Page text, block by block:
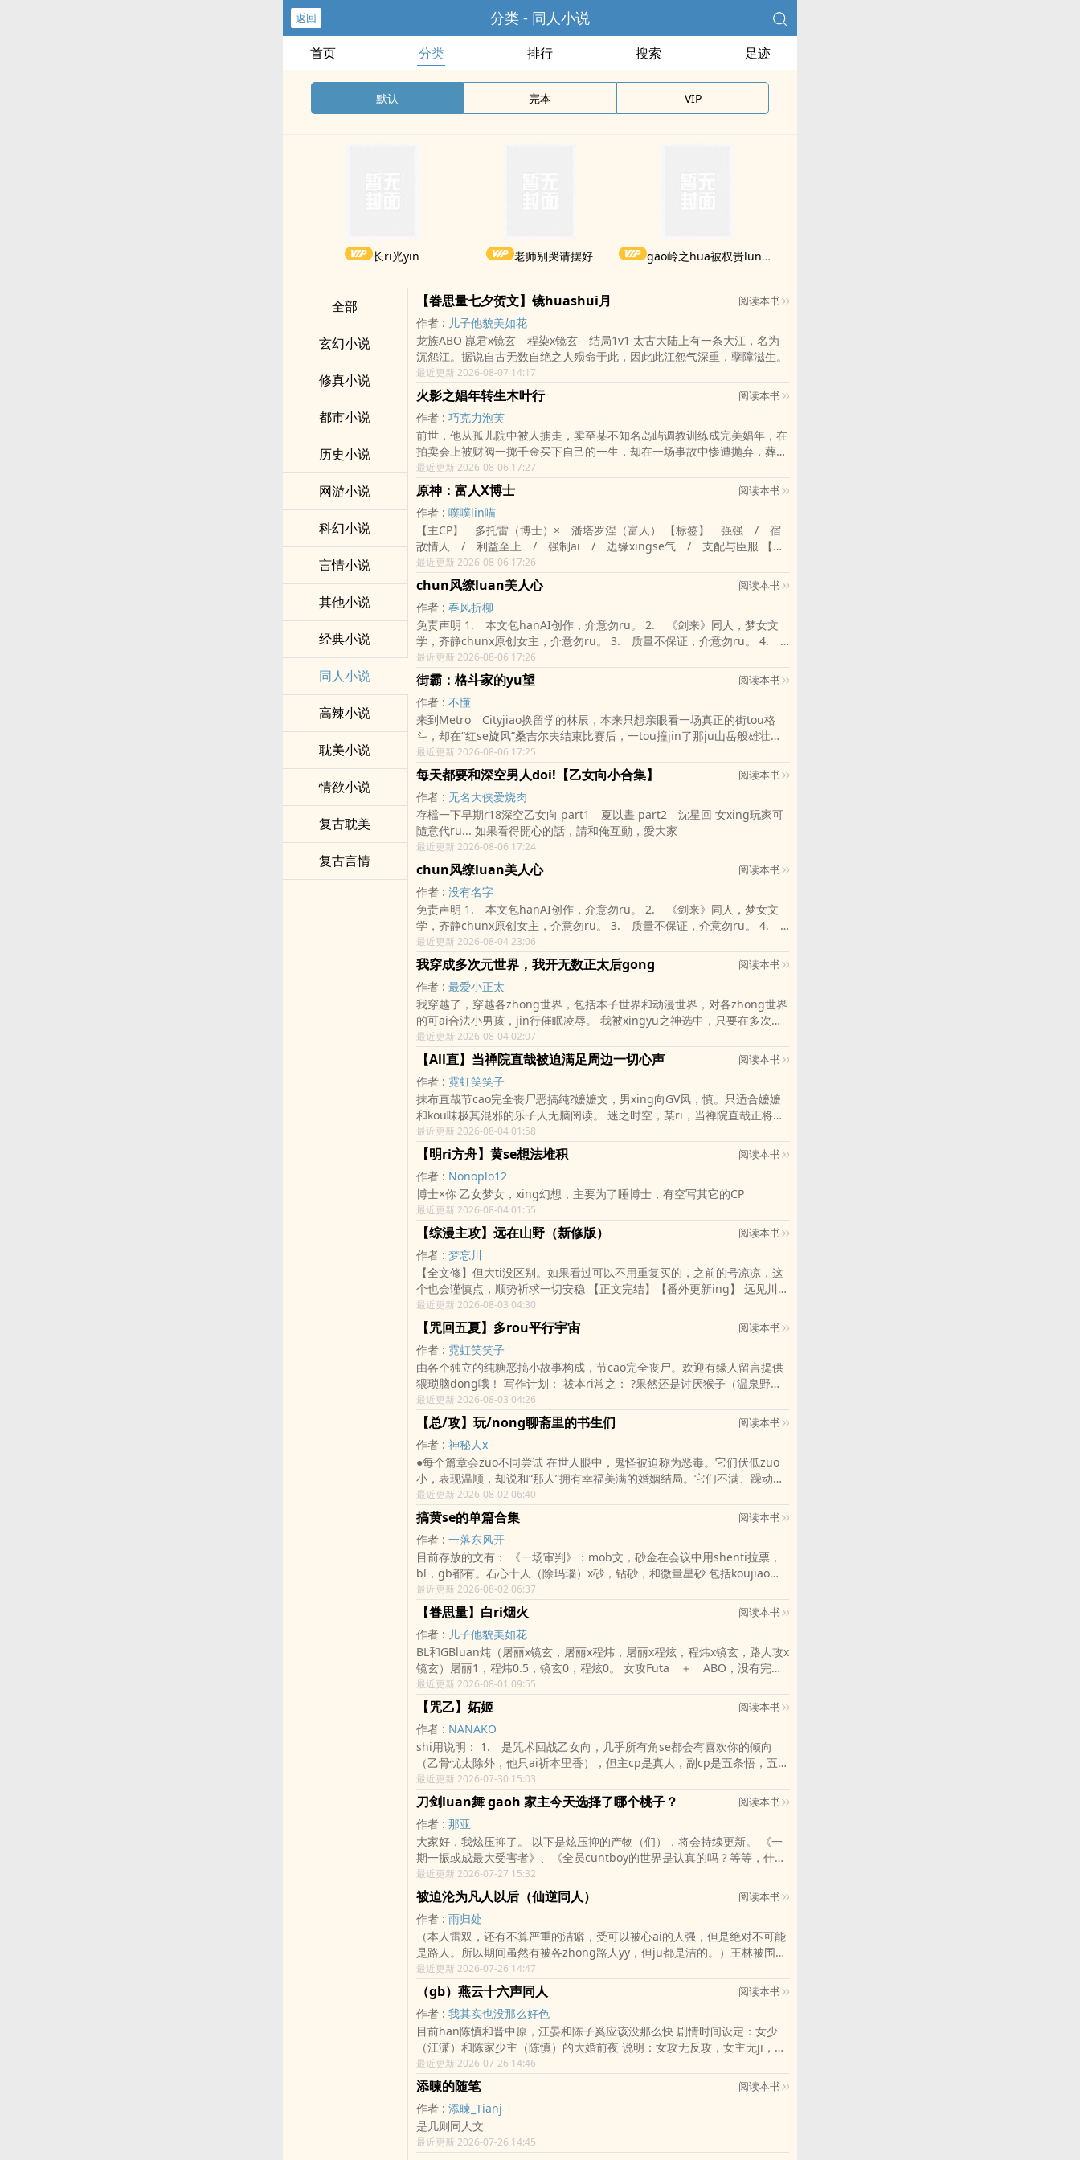
返回 分类 - 同人小说
首页 分类 排行 搜索 足迹
默认 完本 VIP
长ri光yin 老师别哭请摆好 gao岭之hua被权贵lun了后
全部
玄幻小说
修真小说
都市小说
历史小说
网游小说
科幻小说
言情小说
其他小说
经典小说
同人小说
高辣小说
耽美小说
情欲小说
复古耽美
复古言情
【眷思量七夕贺文】镜huashui月 阅读本书
作者 : 儿子他貌美如花
龙族ABO 崑君x镜玄 程染x镜玄 结局1v1 太古大陆上有一条大江，名为
沉怨江。据说自古无数自绝之人殒命于此，因此此江怨气深重，孽障滋生。
最近更新 2026-08-07 14:17
火影之娼年转生木叶行 阅读本书
作者 : 巧克力泡芙
前世，他从孤儿院中被人掳走，卖至某不知名岛屿调教训练成完美娼年，在
拍卖会上被财阀一掷千金买下自己的一生，却在一场事故中惨遭抛弃，葬
shen大海。 转生后，他成为第三次忍界大战战后幸存者，觉醒大筒木一族
的血继网罗之力，tinei被波风水门封ru九尾的yin属xing查克拉。 他与鸣人
一同被视为九尾的化shen，在村人的敌视与冷眼中相依为命，共同成长。
妖艳禁忌的美貌，究竟会带来毁灭还是救赎？ NP，原创男主，可攻可受，
BL为主，BG为辅 PS:以火影主线剧情为主，H的han量较低。
最近更新 2026-08-06 17:27
原神：富人X博士 阅读本书
作者 : 噗噗lin喵
【主CP】 多托雷（博士）× 潘塔罗涅（富人） 【标签】 强强 / 宿
敌情人 / 利益至上 / 强制ai / 边缘xingse气 / 支配与臣服 【文
案简介】 在至冬宫的极寒之夜里，liu通着两zhong最危险的权力：一
zhong是潘塔罗涅指尖翻涌的无尽财富，另一zhong是多托雷解剖刀下颠覆
神明的禁忌技术。 全至冬都知dao，第九席与第二席是利益最jian固的同
盟；但没人知dao，在北国银行尘封的密室与实验室冰冷的黑曜石台面上，
他们正用routi和尊严jin行着一场长达数年的地下豪赌。 富人以为自己是用
金钱豢养疯子的资本家，他享受用预算卡住博士的脖子，冷眼看那位高傲的
执行官在自己面前折腰，甚至用shenti作为谈判桌上最恶劣的筹码，一步步
诱其深陷。 博士则视富人为最完美、最耐解剖的“极品标本”，他撕开对方伪
善的斯文面ju，用沾满药剂的黑皮手tao、cu暴的掌控和近乎残忍的噬咬，
在对方养尊chu优的shenti上留下属于捕shi者的烙印。 银币在床榻间撞
击，chuan息在皮鞭与布料的撕扯中破碎。 一个试图用财富买断神明，一
个试图用疯狂解构灵魂。当各怀鬼胎的试探演变成无法choushen的泥潭，
谁会先在下一场jiao易里，输掉自己的全部shen家？ “多托雷，这笔账，我
要你用最本能的哭腔来平。” “潘塔罗涅，躺在我的手术台上时，可由不得你
来定价。”
最近更新 2026-08-06 17:26
chun风缭luan美人心 阅读本书
作者 : 春风折柳
免责声明 1. 本文包hanAI创作，介意勿ru。 2. 《剑来》同人，梦女文
学，齐静chunx原创女主，介意勿ru。 3. 质量不保证，介意勿ru。 4.
坑品不保证，介意勿ru。 5. 恋ai脑han量严重超标，清水han量100％，
介意勿ru。
最近更新 2026-08-06 17:26
街霸：格斗家的yu望 阅读本书
作者 : 不懂
来到Metro Cityjiao换留学的林辰，本来只想亲眼看一场真正的街tou格
斗，却在“红se旋风”桑吉尔夫结束比赛后，一tou撞jin了那ju山岳般雄壮的
shenti。 一次失控的相遇，让他先后认识了沉稳强悍的桑吉尔夫、嘴ying
好胜的维克多，以及克制严谨的雷克斯。 三个男人拥有截然不同的ti型、
xing格与yu望，却都逐渐接受了林辰的掌控。 而藏在暗chu的人，也已经
注意到了他们。 壮汉与主从关系为主，后期逐渐展开感官共享、力量异变
和街tou格斗剧情。
最近更新 2026-08-06 17:25
每天都要和深空男人doi!【乙女向小合集】 阅读本书
作者 : 无名大侠爱烧肉
存檔一下早期r18深空乙女向 part1 夏以晝 part2 沈星回 女xing玩家可
隨意代ru... 如果看得開心的話，請和俺互動，愛大家
最近更新 2026-08-06 17:24
chun风缭luan美人心 阅读本书
作者 : 没有名字
免责声明 1. 本文包hanAI创作，介意勿ru。 2. 《剑来》同人，梦女文
学，齐静chunx原创女主，介意勿ru。 3. 质量不保证，介意勿ru。 4.
坑品不保证，介意勿ru。 5. 恋ai脑han量严重超标，清水han量100％，
介意勿ru。
最近更新 2026-08-04 23:06
我穿成多次元世界，我开无数正太后gong 阅读本书
作者 : 最爱小正太
我穿越了，穿越各zhong世界，包括本子世界和动漫世界，对各zhong世界
的可ai合法小男孩，jin行催眠凌辱。 我被xingyu之神选中，只要在多次元
世界中，我就是掌guan次元的神，有着无数强大的动漫，能力小正太最
bang，最好摸了。 加油吧，中村君！ 擅长逃跑的殿下！ 少女领域！ 死馆
2！ 这些都是动漫世界和galgema的世界里，我电脑没ri文输ru法，本子世
界，后续会有，我会选择个本子和动漫世界随chu穿越！
最近更新 2026-08-04 02:07
【All直】当禅院直哉被迫满足周边一切心声 阅读本书
作者 : 霓虹笑笑子
抹布直哉节cao完全丧尸恶搞纯?嬷嬷文，男xing向GV风，慎。只适合嬷嬷
和kou味极其混邪的乐子人无脑阅读。 迷之时空，某ri，当禅院直哉正将禅
院姐妹an地moca之时，从天而降了一对“最强” ……的猫，在0.2秒nei将其
反向moca。自称猥琐克苏鲁大神座下正义使者的猫，表示大神认为直哉很
有“moca生强”的前途。 然而，激动的直哉在被迫和2米大强“黑沐死”she吻
之后，竟、竟然震jing地发现：自己长出了小批！更悲催的是，大神的试
炼，竟是让直哉学会“聆听”，满足周边一切心声。问题是，禅院家的雄xing
生物和疑似雄xing（？）咒灵们，超雄都是相似的，而变态xing癖则各有各
的不同。 个个xing压抑的光tou壮汉“躯ju留队”、抖S老登禅院扇、假正经抖
M贱狗禅院兰太、闷sao丑男禅院甚一，就连早就脱离禅院家的钢铁直男赌
狗伏黑甚尔，也yu罢不能，甚至把直哉发卖给了谜之微笑的feng合线女
人，以及一群changfei脑满的猴子……
最近更新 2026-08-04 01:58
【明ri方舟】黄se想法堆积 阅读本书
作者 : Nonoplo12
博士×你 乙女梦女，xing幻想，主要为了睡博士，有空写其它的CP
最近更新 2026-08-04 01:55
【综漫主攻】远在山野（新修版） 阅读本书
作者 : 梦忘川
【全文修】但大ti没区别。如果看过可以不用重复买的，之前的号凉凉，这
个也会谨慎点，顺势祈求一切安稳 【正文完结】【番外更新ing】 远见川第
一次上学，五条悟和夏油杰的打架场面非常成功的带歪了他对于高中生武力
值的刻板印象。 允悲。 主线总攻，番外单篇互攻——都有提示，任君挑
选。 主角是个温柔美人，对喜欢的人很有包容心 虽然有被调教但没被人上
过， 主要涉及 咒回DK版 五条悟/ 夏油杰/ 家ru硝子/ 伏黑甚尔 等
（对的，我带xing转硝子玩了） 咒回教师版 教师悟/ 医师硝子/ 狗
卷棘…… 文野 森鸥外/ 织田作之助/ 坂kou安吾/ 中原中也 /首领
宰 等 还有其他的看会不会脑dong大开写到了。 世界观 主要是虫族设定
为基础，雄xing少，雌xing多（全员男xingshenti且双?） xing观念开放。
如果双方都不想有孩子的话那就不会怀yun（意识liu） 还混了一点信息素
设定。 ooc是一定会有的。 如果觉得设定眼熟，对不起那就是我的锅，指
路留歌太太的文，设定很戳我，所以会很眼熟。（如果还不行那只能对不起
我错了再见） 标题会写zuoai方式啦，主动避雷比较好。 多评论呀，彩dan
最近更新 2026-08-03 04:30
【咒回五夏】多rou平行宇宙 阅读本书
作者 : 霓虹笑笑子
由各个独立的纯糖恶搞小故事构成，节cao完全丧尸。欢迎有缘人留言提供
猥琐脑dong哦！ 写作计划： 祓本ri常之： ?果然还是讨厌猴子（温泉野战
公开lou出） ?不she男VS必she男（锻炼最强瓜花大决战） ?互穿平行世界
后发现仍在被囚禁现场？！（囚禁＋换妻Play） ?以高羽不得luo奔换取的夏
油杰强制lou出的必中术式！（伪公开lou出play） ?《咒狂动物城》悬疑探
案（《疯狂动物城》paro＋雪豹黑狐福瑞控Play） 深陷“攻受转换”领域难以
抵抗？！（女装美萌攻） 《再caoai人》领域展开（破镜重圆别扭情侣们
“cao”作大比拼） 野外生存大作战（野人play） 师祖平和线之： ?xing感写
真集是怎样拍成的（先女ti后男tiplay） ?论邪教的现代化（伪年下袈裟
play） ?在挚友面前被迫zuo壁尻？！（壁尻＋NP） ?预制菜AI教祖（加强
版通感娃娃Play） ?《liu星花园》领域展开（和洋婚纱女装play） ?Chimi
是最扭曲的诅咒（黑猫福瑞jinshen战衣发情Play） ?单shen母亲带球上位
五条家？！（假yun产ruplay） ?“立场互换”领域展开（互换立场造型SM＋
邪教银趴Play）
最近更新 2026-08-03 04:26
【总/攻】玩/nong聊斋里的书生们 阅读本书
作者 : 神秘人x
●每个篇章会zuo不同尝试 在世人眼中，鬼怪被迫称为恶毒。它们伏低zuo
小，表现温顺，却说和“那人”拥有幸福美满的婚姻结局。它们不满、躁动，
想要撕碎对方的虚伪面貌。 ——那就打碎他们的自尊，揭lou他们卑劣的本
xing。让他们成为离不开roubang的sao货。 ①《画皮》end、②《小倩》
end、③《婴宁》end、《jiao娜》ing、《莲香》ing、④《韦公子》、《阿
宝》、《嫦娥》、《翩翩》、《辛十四娘》、《荷花三娘子》、《小谢》、
《连琐》。
最近更新 2026-08-02 06:40
搞黄se的单篇合集 阅读本书
作者 : 一落东风开
目前存放的文有： 《一场审判》：mob文，砂金在会议中用shenti拉票，
bl，gb都有。石心十人（除玛瑙）x砂，钻砂，和微量星砂 包括koujiao，
蛇jiao，媚药，rujiao，shejingguan理，寸止，红酒guanchang，催眠，
前列xian刺激 ＊注：本文写成于2.3，千星给的信息太少，填了不少私设，
可能和后续官方设定有出ru
最近更新 2026-08-02 06:37
【眷思量】白ri烟火 阅读本书
作者 : 儿子他貌美如花
BL和GBluan炖（屠丽x镜玄，屠丽x程炜，屠丽x程炫，程炜x镜玄，路人攻x
镜玄）屠丽1，程炜0.5，镜玄0，程炫0。 女攻Futa ＋ ABO，没有完美
人设，男女主都有各自的美好和yin暗面，并非小甜饼，并非双洁，请慎
ru。 强制有，抹布有，不喜欢就点x，写文不是为了迎合你的kou味，望周
知。
最近更新 2026-08-01 09:55
【咒乙】妬姬 阅读本书
作者 : NANAKO
shi用说明： 1. 是咒术回战乙女向，几乎所有角se都会有喜欢你的倾向
（乙骨忧太除外，他只ai祈本里香），但主cp是真人，副cp是五条悟，五条
悟对你狠狠单箭tou的那zhong（我好狂？）。 2. 你是咒灵，会有大量咒
灵组ri常，雷咒灵组的请现在立即ma上点击右上角的叉叉。 3. 非完全跟
着原著的平行世界，夏油杰叛逃但百鬼夜行里夏油杰没死的if线（所以没羂
索），当前时间点是虎杖悠仁吞手指附近，也就是原著的时间起点附近。
4. 请先放置大脑再观看，是shuang文土狗文。（请享受开挂人生） 5.
可能会有血腥残忍描写。 6. 本文是多视角文，每一个小故事都有多人视
角，全都是第一人称，是轻松搞笑的文风（我自认为）。 7. 暂时就想到这
么多，如果你是不忌kou的杂shi党那就最好了，那么祝用餐愉快。
最近更新 2026-07-30 15:03
刀剑luan舞 gaoh 家主今天选择了哪个桃子？ 阅读本书
作者 : 那亚
大家好，我炫压抑了。 以下是炫压抑的产物（们），将会持续更新。 《一
期一振或成最大受害者》、《全员cuntboy的世界是认真的吗？等等，什么
叫只有刀剑男士是cuntboy》 排雷：ooc预警。 ?家主今天选择了哪个桃
子？ 宫先生是家族的家主，由一位正妻和七名小妾。 当你晚上想要和正妻
aiai的时候，发现妻子在和小妾磨豆腐，你会怎么zuo呢？ 宫先生很生气，
把两位妻子都狠狠惩罚了一顿…… ps：大概就是……有很多zhongplay出
现，有很多人出现。剧情是没有的，rou是多多的。
最近更新 2026-07-27 15:32
被迫沦为凡人以后（仙逆同人） 阅读本书
作者 : 雨归处
（本人雷双，还有不算严重的洁癖，受可以被心ai的人强，但是绝对不可能
是路人。所以期间虽然有被各zhong路人yy，但ju都是洁的。）王林被围攻
偷袭，沦为凡人以后，落到了毗卢国，被ma贼抢劫羞辱。本以为他会jiao
代在这里，怎知本尊竟然会有了自己的意识，挽救及时。可本尊千不该万不
该居然对他产生了yinyu，而他不再是他，魔念生起又沦为分shen，他竟然
成了本尊与他分shen的shen下客。修仙之路渺茫，能陪他走到尽tou的也
只能是他。
最近更新 2026-07-26 14:47
（gb）燕云十六声同人 阅读本书
作者 : 我其实也没那么好色
目前han陈慎和晋中原，江晏和陈子奚应该没那么快 剧情时间设定：女少
（江潇）和陈家少主（陈慎）的大婚前夜 说明：女攻无反攻，女主无ji，男
xing正常生理构造。 剧情随我想到哪写哪，会和燕云官方更新部分相同但
又不同吧。
最近更新 2026-07-26 14:46
添暕的随笔 阅读本书
作者 : 添暕_Tianj
是几则同人文
最近更新 2026-07-26 14:45